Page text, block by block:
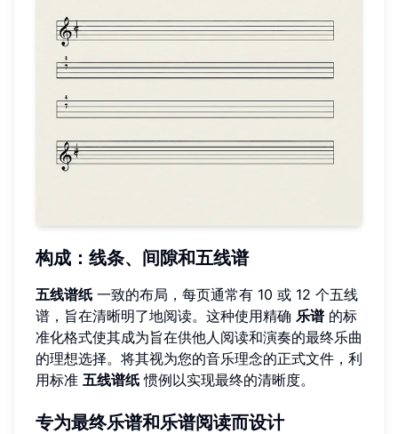
构成：线条、间隙和五线谱
五线谱纸 一致的布局，每页通常有 10 或 12 个五线
谱，旨在清晰明了地阅读。这种使用精确 乐谱的标
准化格式使其成为旨在供他人阅读和演奏的最终乐曲
的理想选择。将其视为您的音乐理念的正式文件，利
用标准 五线谱纸 惯例以实现最终的清晰度。
专为最终乐谱和乐谱阅读而设计